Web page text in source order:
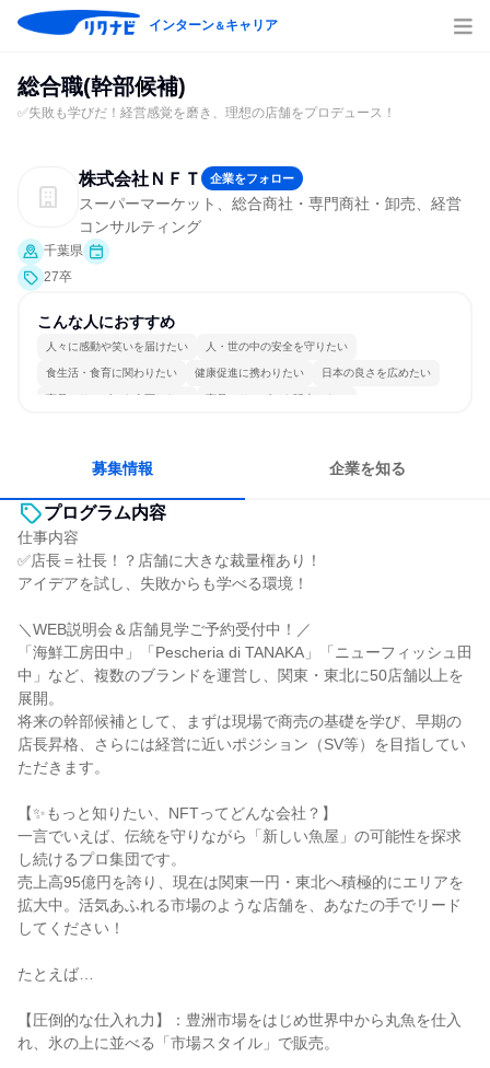
インターン＆キャリア
総合職(幹部候補)
✅失敗も学びだ！経営感覚を磨き、理想の店舗をプロデュース！
株式会社ＮＦＴ 企業をフォロー
スーパーマーケット、総合商社・専門商社・卸売、経営
コンサルティング
千葉県
27卒
こんな人におすすめ
人々に感動や笑いを届けたい 人・世の中の安全を守りたい
食生活・食育に関わりたい 健康促進に携わりたい 日本の良さを広めたい
商品・サービスを企画したい 商品・サービスを販売したい
募集情報 企業を知る
プログラム内容
仕事内容
✅店長＝社長！？店舗に大きな裁量権あり！
アイデアを試し、失敗からも学べる環境！
＼WEB説明会＆店舗見学ご予約受付中！／
「海鮮工房田中」「Pescheria di TANAKA」「ニューフィッシュ田
中」など、複数のブランドを運営し、関東・東北に50店舗以上を
展開。
将来の幹部候補として、まずは現場で商売の基礎を学び、早期の
店長昇格、さらには経営に近いポジション（SV等）を目指してい
ただきます。
【✨もっと知りたい、NFTってどんな会社？】
一言でいえば、伝統を守りながら「新しい魚屋」の可能性を探求
し続けるプロ集団です。
売上高95億円を誇り、現在は関東一円・東北へ積極的にエリアを
拡大中。活気あふれる市場のような店舗を、あなたの手でリード
してください！
たとえば…
【圧倒的な仕入れ力】：豊洲市場をはじめ世界中から丸魚を仕入
れ、氷の上に並べる「市場スタイル」で販売。